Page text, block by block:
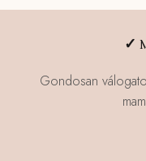
✓
Gondosan